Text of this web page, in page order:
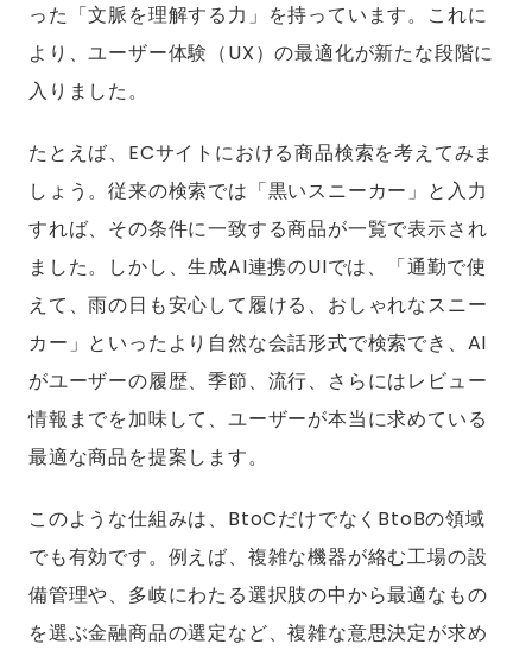
った「文脈を理解する力」を持っています。これに
より、ユーザー体験（UX）の最適化が新たな段階に
入りました。
たとえば、ECサイトにおける商品検索を考えてみま
しょう。従来の検索では「黒いスニーカー」と入力
すれば、その条件に一致する商品が一覧で表示され
ました。しかし、生成AI連携のUIでは、「通勤で使
えて、雨の日も安心して履ける、おしゃれなスニー
カー」といったより自然な会話形式で検索でき、AI
がユーザーの履歴、季節、流行、さらにはレビュー
情報までを加味して、ユーザーが本当に求めている
最適な商品を提案します。
このような仕組みは、BtoCだけでなくBtoBの領域
でも有効です。例えば、複雑な機器が絡む工場の設
備管理や、多岐にわたる選択肢の中から最適なもの
を選ぶ金融商品の選定など、複雑な意思決定が求め